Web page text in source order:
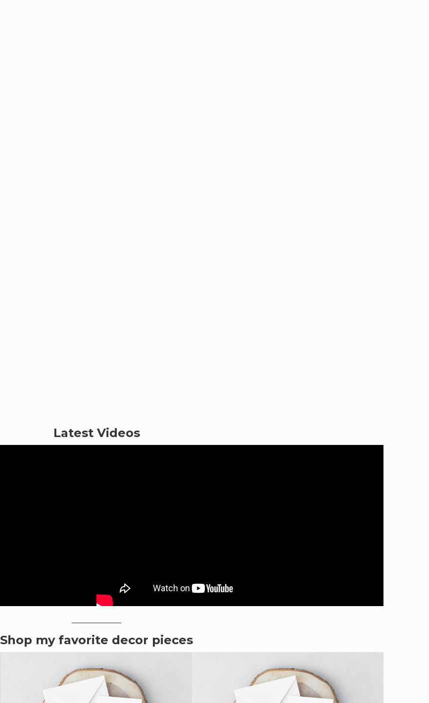
Latest Videos
Shop my favorite decor pieces